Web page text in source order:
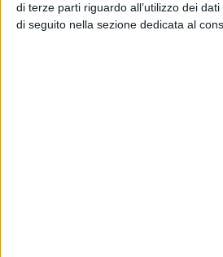
di terze parti riguardo all’utilizzo dei
di seguito nella sezione dedicata al